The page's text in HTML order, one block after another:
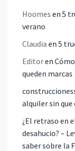
Hoomes en 5
verano
Claudia en 5
Editoren
queden marcas
alquiler sin que
¿El retraso en
desahucio? –
saber sobre la